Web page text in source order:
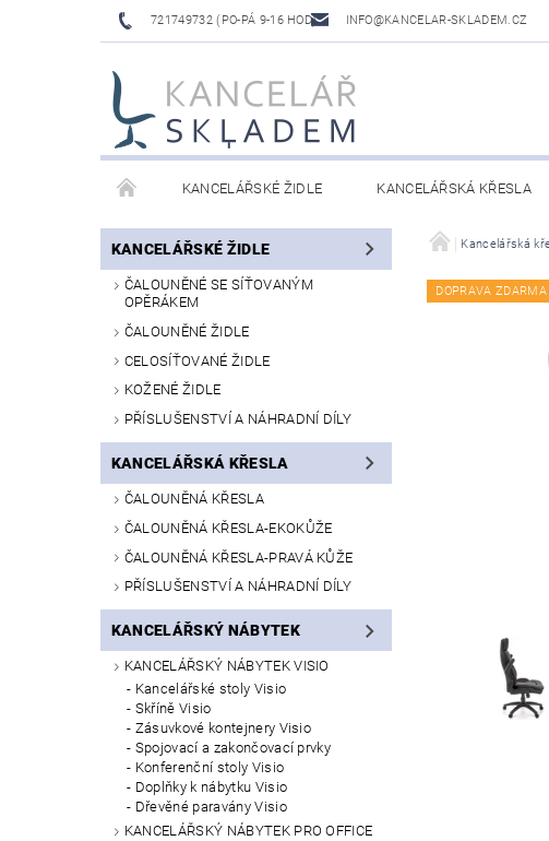
721749732 (PO-PÁ 9-16 HOD) INFO@KANCELAR-SKLADEM.CZ
KANCELÁŘSKÉ ŽIDLE KANCELÁŘSKÁ KŘESLA
LAVICE DO ČEKÁREN VÝŠKOVĚ NASTAVITELNÉ STOLY
KANCELÁŘSKÉ ŽIDLE
ČALOUNĚNÉ SE SÍŤOVANÝM
OPĚRÁKEM
ČALOUNĚNÉ ŽIDLE
CELOSÍŤOVANÉ ŽIDLE
KOŽENÉ ŽIDLE
PŘÍSLUŠENSTVÍ A NÁHRADNÍ DÍLY
KANCELÁŘSKÁ KŘESLA
ČALOUNĚNÁ KŘESLA
ČALOUNĚNÁ KŘESLA-EKOKŮŽE
ČALOUNĚNÁ KŘESLA-PRAVÁ KŮŽE
PŘÍSLUŠENSTVÍ A NÁHRADNÍ DÍLY
KANCELÁŘSKÝ NÁBYTEK
KANCELÁŘSKÝ NÁBYTEK VISIO
Kancelářské stoly Visio
Skříně Visio
Zásuvkové kontejnery Visio
Spojovací a zakončovací prvky
Konferenční stoly Visio
Doplňky k nábytku Visio
Dřevěné paravány Visio
KANCELÁŘSKÝ NÁBYTEK PRO OFFICE
Kancelářská
DOPRAVA ZDARMA